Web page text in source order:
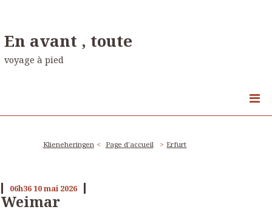
En avant , toute
voyage à pied
Klieneheringen Page d'accueil Erfurt
06h3610mai 2026
Weimar